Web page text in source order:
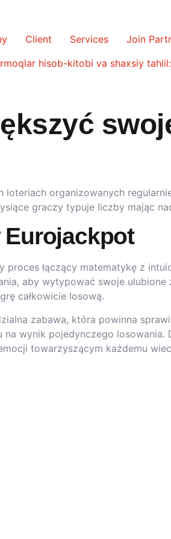
Client Services Join
hisob-kitobi va shaxsiy
organizowanych
graczy typuje liczby mając
Eurojackpot
łączący matematykę z
aby wytypować swoje
całkowicie losową.
zabawa, która powinna
wynik pojedynczego
towarzyszącym każdemu